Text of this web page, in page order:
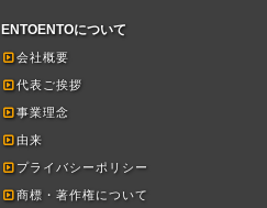
ENTOENTOについて
会社概要
代表ご挨拶
事業理念
由来
プライバシーポリシー
商標・著作権について